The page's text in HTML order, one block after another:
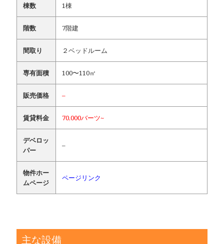
棟数 1棟
階数 7階建
間取り ２ベッドルーム
専有面積 100〜110㎡
販売価格 –
賃貸料金 70,000バーツ~
デベロッ
パー
–
物件ホー
ムページ
ページリンク
主な設備